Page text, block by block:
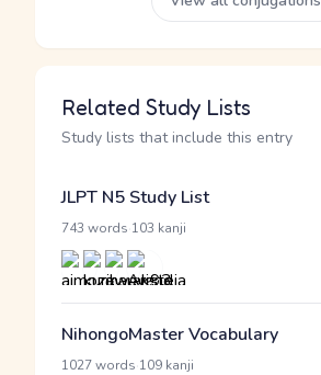
Related Study Lists
Study lists that include this entry
JLPT N5 Study List
743 words 103 kanji
NihongoMaster Vocabulary
1027 words 109 kanji